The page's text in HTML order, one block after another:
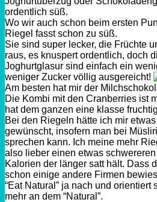
ordentlich süß.
Wo wir auch schon beim ersten
Riegel fasst schon zu süß.
Sie sind super lecker, die Früchte
raus, es knuspert ordentlich, doch
Joghurtglasur sind einfach ein
weniger Zucker völlig ausgereicht!
Am besten hat mir der
Die Kombi mit den Cranberries ist
hat dem ganzen eine klasse
Bei den Riegeln hätte ich mir etwas
gewünscht, insofern man bei
sprechen kann. Ich meine mehr
also lieber einen etwas
Kalorien der länger satt hält. Dass
schon einige andere Firmen
“Eat Natural” ja nach und orientiert
mehr an dem “Natural”.